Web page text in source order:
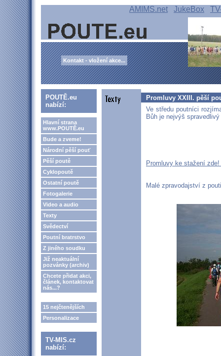
AMIMS.net JukeBox
Kontakt - vložení akce...
POUTĚ.eu
nabízí:
Hlavní strana
www.POUTĚ.eu
Bude a zveme!
Národní pěší pouť
Pěší poutě
Cyklopoutě
Ostatní poutě
Fotogalerie
Video a audio
Texty
Svědectví
Poutní bratrstvo
Z jiného soudku
Již neaktuální
pozvánky (archiv)
Chcete přidat akci,
článek, kontaktovat
nás...?
15 nejčtenějších
Personalizace
TV-MIS.cz
nabízí:
Promluvy XXIII. pěší
Ve středu poutníci
Bůh je nejvýš
Promluvy ke stažení zde!
Malé zpravodajství z